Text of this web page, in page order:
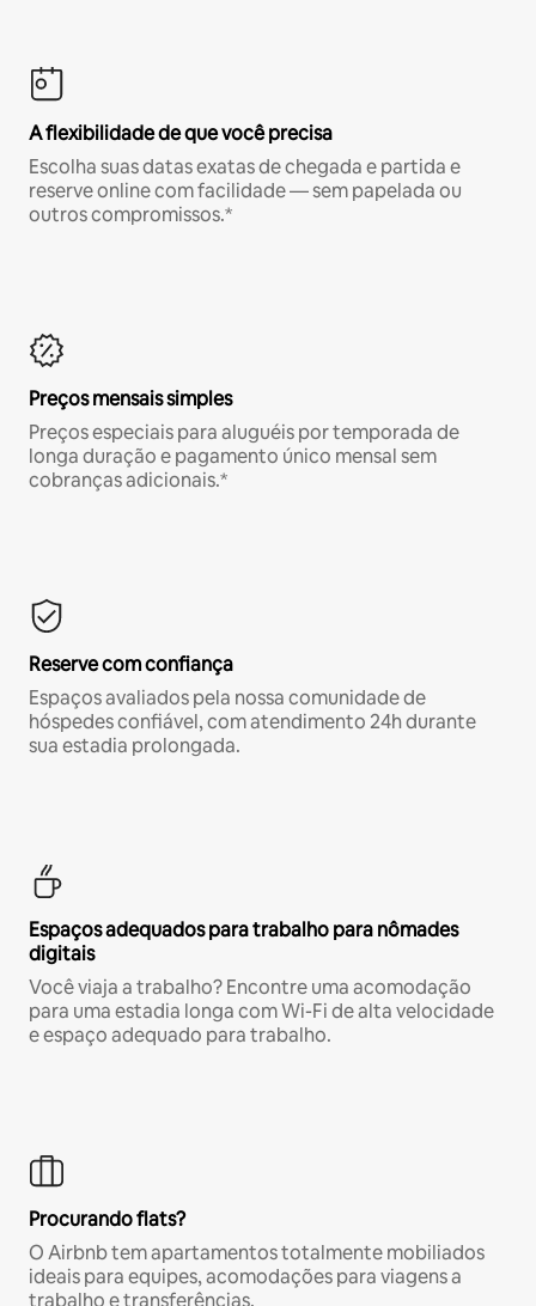
A flexibilidade de que você precisa
Escolha suas datas exatas de chegada e partida e
reserve online com facilidade — sem papelada ou
outros compromissos.*
Preços mensais simples
Preços especiais para aluguéis por temporada de
longa duração e pagamento único mensal sem
cobranças adicionais.*
Reserve com confiança
Espaços avaliados pela nossa comunidade de
hóspedes confiável, com atendimento 24h durante
sua estadia prolongada.
Espaços adequados para trabalho para nômades
digitais
Você viaja a trabalho? Encontre uma acomodação
para uma estadia longa com Wi-Fi de alta velocidade
e espaço adequado para trabalho.
Procurando flats?
O Airbnb tem apartamentos totalmente mobiliados
ideais para equipes, acomodações para viagens a